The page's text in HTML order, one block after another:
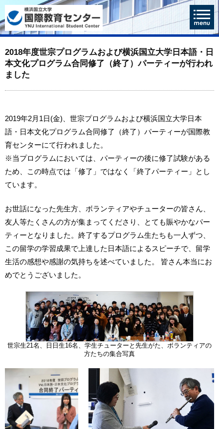
2018年度世宗プログラムおよび横浜国立大学日本語・日
本文化プログラム合同修了（終了）パーティーが行われ
ました
2019年2月1日(金)、世宗プログラムおよび横浜国立大学日本
語・日本文化プログラム合同修了（終了）パーティーが国際教
育センターにて行われました。
※当プログラムにおいては、パーティーの後に修了試験がある
ため、この時点では「修了」ではなく「終了パーティー」とし
ています。
お世話になった先生方、ボランティアやチューターの皆さん、
友人等たくさんの方が集まってくださり、とても賑やかなパー
ティーとなりました。終了するプログラム生たちも一人ずつ、
この留学の学習成果で上達した日本語によるスピーチで、留学
生活の感想や感謝の気持ちを述べていました。 皆さん本当にお
めでとうございました。
世宗生21名、日日生16名、学生チューターと先生がた、ボランティアの
方たちの集合写真